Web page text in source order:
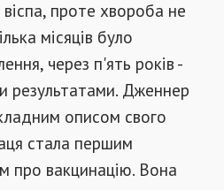
проте хвороба не
місяців було
через п'ять років -
результатами. Дженнер
описом свого
стала першим
про вакцинацію. Вона